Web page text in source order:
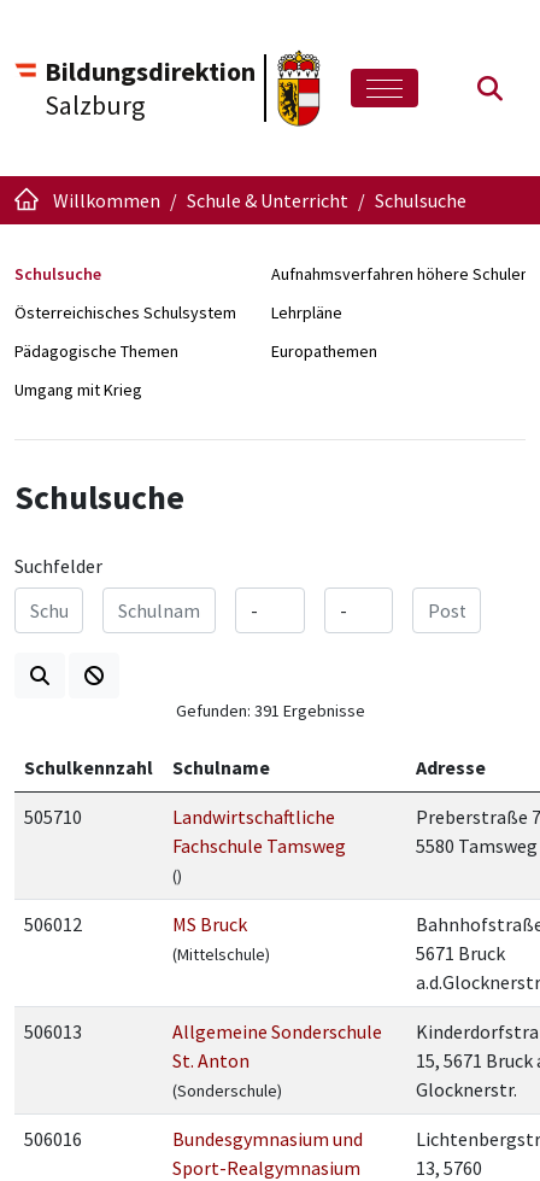
Bildungsdirektion
Salzburg
Willkommen Schule & Unterricht Schulsuche
Schulsuche
Aufnahmsverfahren höhere Schulen
Österreichisches Schulsystem
Lehrpläne
Pädagogische Themen
Europathemen
Umgang mit Krieg
Schulsuche
Suchfelder
Gefunden: 391 Ergebnisse
Schulkennzahl Schulname Adresse
505710
Landwirtschaftliche
Fachschule Tamsweg
()
Preberstraße
5580 Tamsweg
506012 MS Bruck
(Mittelschule)
5671 Bruck
506013
Allgemeine Sonderschule
St. Anton
(Sonderschule)
15, 5671 Bruck
Glocknerstr.
506016
Bundesgymnasium und
Sport-Realgymnasium
13, 5760